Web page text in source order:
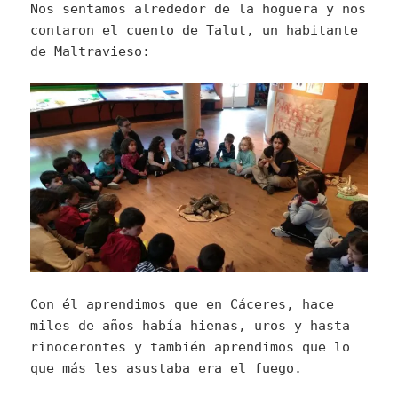
Nos sentamos alrededor de la hoguera y nos
contaron el cuento de Talut, un habitante
de Maltravieso:
Con él aprendimos que en Cáceres, hace
miles de años había hienas, uros y hasta
rinocerontes y también aprendimos que lo
que más les asustaba era el fuego.